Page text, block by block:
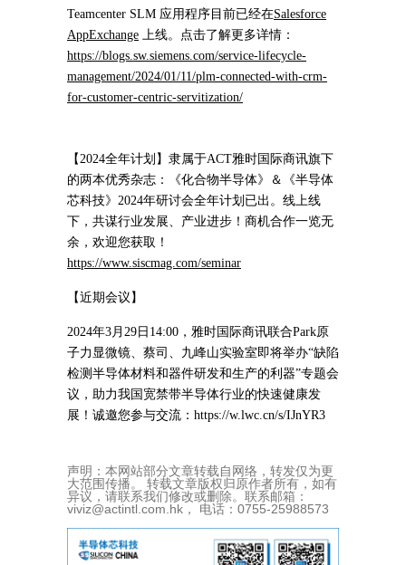
Teamcenter SLM 应用程序目前已经在Salesforce
AppExchange 上线。点击了解更多详情：
https://blogs.sw.siemens.com/service-lifecycle-
management/2024/01/11/plm-connected-with-crm-
for-customer-centric-servitization/
【2024全年计划】隶属于ACT雅时国际商讯旗下
的两本优秀杂志：《化合物半导体》＆《半导体
芯科技》2024年研讨会全年计划已出。线上线
下，共谋行业发展、产业进步！商机合作一览无
余，欢迎您获取！
https://www.siscmag.com/seminar
【近期会议】
2024年3月29日14:00，雅时国际商讯联合Park原
子力显微镜、蔡司、九峰山实验室即将举办“缺陷
检测半导体材料和器件研发和生产的利器”专题会
议，助力我国宽禁带半导体行业的快速健康发
展！诚邀您参与交流：https://w.lwc.cn/s/IJnYR3
声明：本网站部分文章转载自网络，转发仅为更
大范围传播。 转载文章版权归原作者所有，如有
异议，请联系我们修改或删除。联系邮箱：
viviz@actintl.com.hk， 电话：0755-25988573